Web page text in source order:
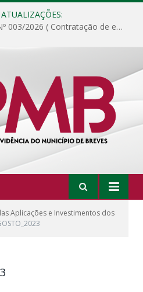
DISPENSA DE LICITAÇÃO Nº 003/2026 ( Contratação de empresa para fornecimento de gêneros alimentícios não perecíveis, materiais de expediente, descartáveis, copa e cozinha, para análise e posterior publicação.)
Aplicações e Investimentos dos